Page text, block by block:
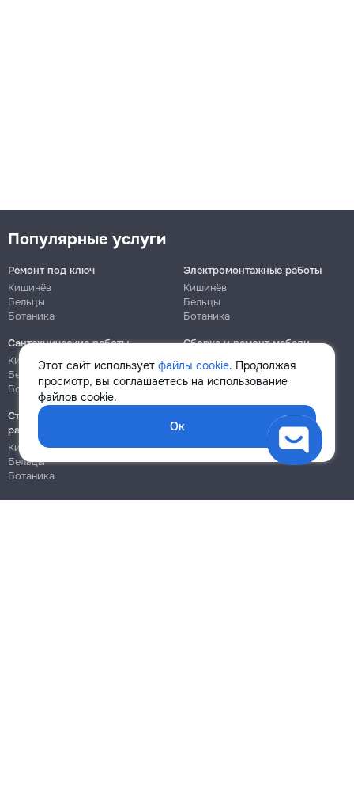
Этот сайт использует файлы cookie. Продолжая
просмотр, вы соглашаетесь на использование
файлов cookie.
Ок
Популярные услуги
Ремонт под ключ
Кишинёв
Бельцы
Ботаника
Электромонтажные работы
Кишинёв
Бельцы
Ботаника
Сантехнические работы
Кишинёв
Бельцы
Ботаника
Сборка и ремонт мебели
Кишинёв
Ботаника
Строительно-монтажные
работы
Кишинёв
Бельцы
Ботаника